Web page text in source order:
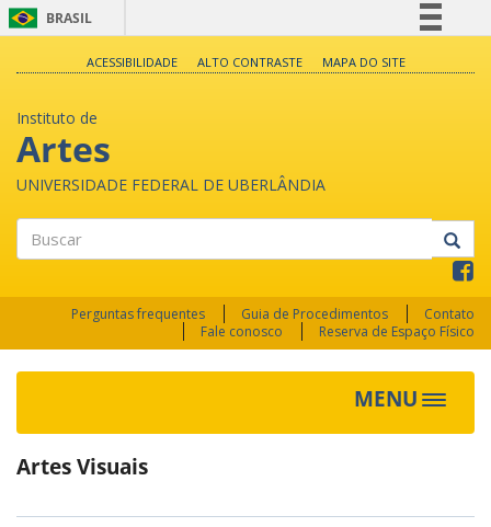
BRASIL
Legislação
Canais
ACESSIBILIDADE ALTO CONTRASTE MAPA DO SITE
Instituto de
Artes
UNIVERSIDADE FEDERAL DE UBERLÂNDIA
Perguntas frequentes Guia de Procedimentos
Contato
Fale conosco
Reserva de Espaço Físico
MENU
Toggle
Artes Visuais